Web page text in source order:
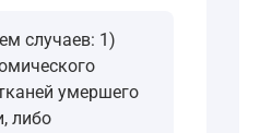
случаев: 1)
умершего
либо